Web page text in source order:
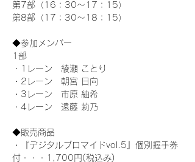
第7部（16：30～17：15）
第8部（17：30～18：15）
◆参加メンバー
1部
・1レーン　綾瀬 ことり
・2レーン　朝宮 日向
・3レーン　市原 紬希
・4レーン　遠藤 莉乃
◆販売商品
・『デジタルブロマイドvol.5』個別握手券
付・・・1,700円(税込み)